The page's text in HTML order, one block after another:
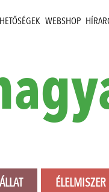
WEBSHOP
ÁLLAT ÉLELMISZER